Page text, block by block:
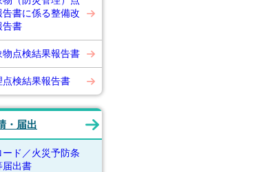
告書に係る整備改
告書
物点検結果報告書
点検結果報告書
・届出
ード／火災予防条
届出書